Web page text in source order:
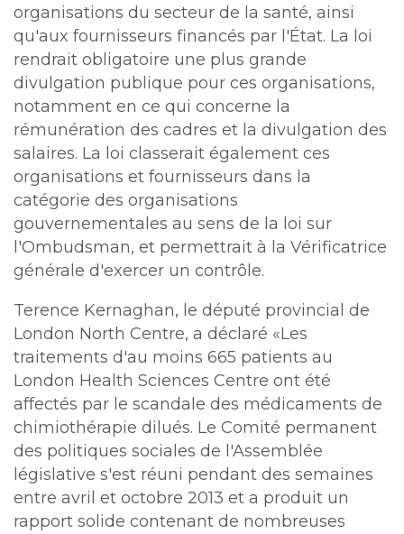
organisations du secteur de la santé, ainsi
qu'aux fournisseurs financés par l'État. La loi
rendrait obligatoire une plus grande
divulgation publique pour ces organisations,
notamment en ce qui concerne la
rémunération des cadres et la divulgation des
salaires. La loi classerait également ces
organisations et fournisseurs dans la
catégorie des organisations
gouvernementales au sens de la loi sur
l'Ombudsman, et permettrait à la Vérificatrice
générale d'exercer un contrôle.
Terence Kernaghan, le député provincial de
London North Centre, a déclaré «Les
traitements d'au moins 665 patients au
London Health Sciences Centre ont été
affectés par le scandale des médicaments de
chimiothérapie dilués. Le Comité permanent
des politiques sociales de l'Assemblée
législative s'est réuni pendant des semaines
entre avril et octobre 2013 et a produit un
rapport solide contenant de nombreuses